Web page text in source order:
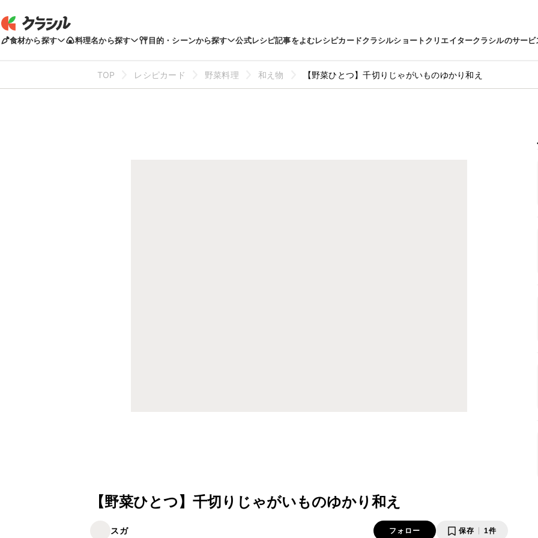
食材から探す 料理名から探す 目的・シーンから探す 公式レシピ記事をよむレシピカードクラシルショートクリエイタークラシルのサービ
TOP レシピカード 野菜料理 和え物 【野菜ひとつ】千切りじゃがいものゆかり和え
【野菜ひとつ】千切りじゃがいものゆかり和え
スガ フォロー 保存 1件